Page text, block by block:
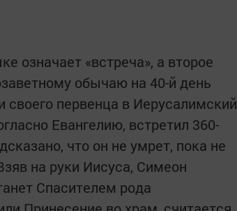
означает «встреча», а второе
обычаю на 40-й день
первенца в Иерусалимский
Евангелию, встретил 360-
что он не умрет, пока не
на руки Иисуса, Симеон
Спасителем рода